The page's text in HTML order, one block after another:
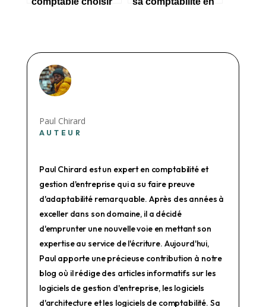
Paul Chirard
AUTEUR
Paul Chirard est un expert en comptabilité et
gestion d'entreprise qui a su faire preuve
d'adaptabilité remarquable. Après des années à
exceller dans son domaine, il a décidé
d'emprunter une nouvelle voie en mettant son
expertise au service de l'écriture. Aujourd'hui,
Paul apporte une précieuse contribution à notre
blog où il rédige des articles informatifs sur les
logiciels de gestion d'entreprise, les logiciels
d'architecture et les logiciels de comptabilité. Sa